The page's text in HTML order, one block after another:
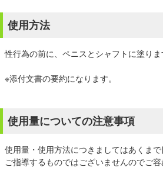
使用方法
性行為の前に、ペニスとシャフトに塗りま
※添付文書の要約になります。
使用量についての注意事項
使用量・使用方法につきましてはあくま
ご指導するものではございませんのでご容